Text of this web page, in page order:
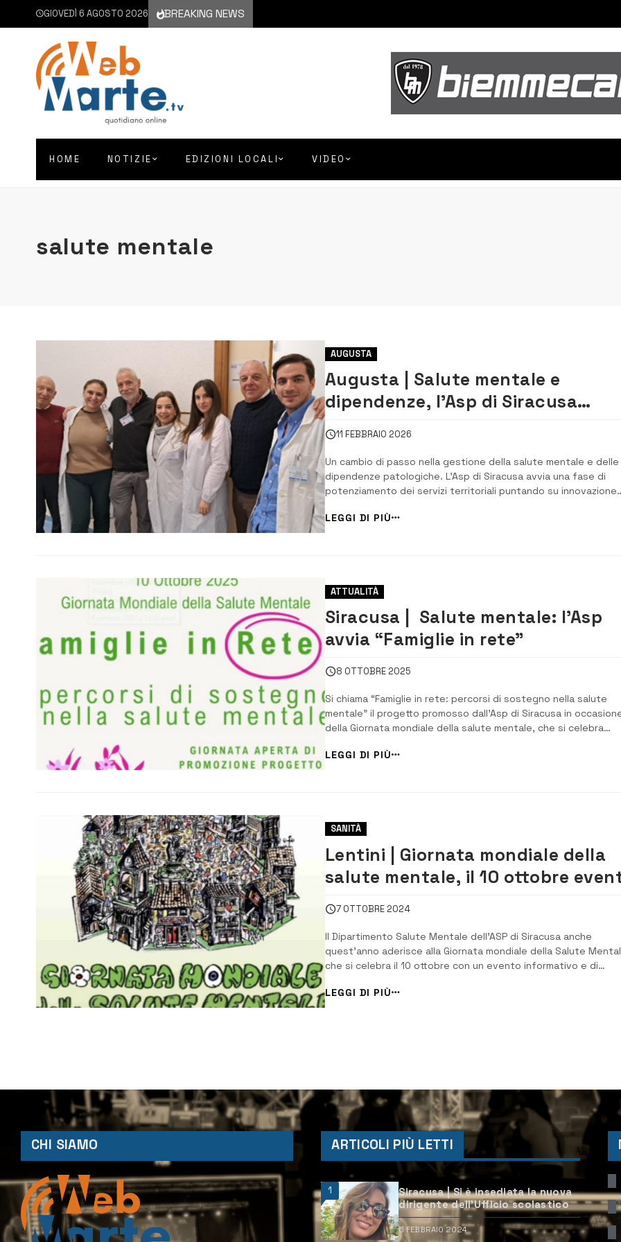
GIOVEDÌ 6 AGOSTO 2026 BREAKING NEWS
HOME NOTIZIE EDIZIONI LOCALI VIDEO
salute mentale
AUGUSTA
Augusta | Salute mentale e
dipendenze, l’Asp di Siracusa
rafforza la rete territoriale
11 FEBBRAIO 2026
Un cambio di passo nella gestione della salute mentale e delle
dipendenze patologiche. L’Asp di Siracusa avvia una fase di
potenziamento dei servizi territoriali puntando su innovazione
Un modello che guarda ai principi del Piano nazionale 2025/
che, come sottolinea Ro...
LEGGI DI PIÙ
ATTUALITÀ
Siracusa | Salute mentale: l’Asp
avvia “Famiglie in rete”
8 OTTOBRE 2025
Si chiama “Famiglie in rete: percorsi di sostegno nella salute
mentale” il progetto promosso dall’Asp di Siracusa in
della Giornata mondiale della salute mentale, che si celebra
consapevolezza e combattere lo stigma. L’iniziativa, coordinata
LEGGI DI PIÙ
SANITÀ
Lentini | Giornata mondiale della
salute mentale, il 10 ottobre
in piazza Duomo
7 OTTOBRE 2024
Il Dipartimento Salute Mentale dell’ASP di Siracusa anche
quest’anno aderisce alla Giornata mondiale della Salute
che si celebra il 10 ottobre con un evento informativo e di
patrocinio del Comune, la collaborazione di associazioni di
categoria e la partecipazione di ute...
LEGGI DI PIÙ
CHI SIAMO ARTICOLI PIÙ LETTI
1
Siracusa | Si è insediata la nuova
dirigente dell’Ufficio scolastico
6 FEBBRAIO 2024